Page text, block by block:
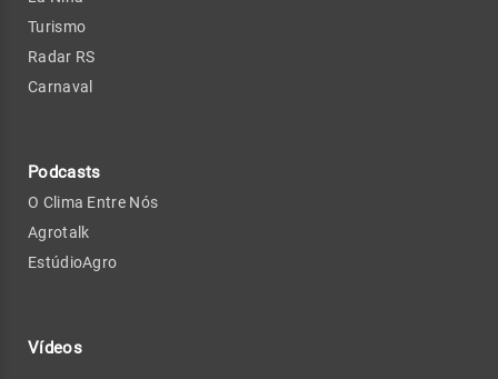
Turismo
Radar RS
Carnaval
Podcasts
O Clima Entre Nós
Agrotalk
EstúdioAgro
Vídeos